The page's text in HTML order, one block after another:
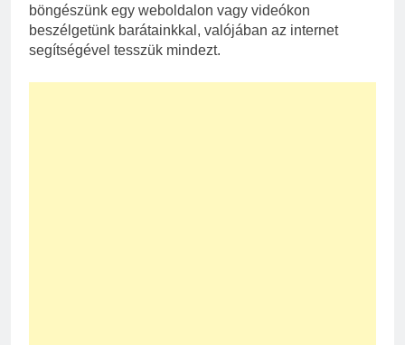
böngészünk egy weboldalon vagy videókon
beszélgetünk barátainkkal, valójában az internet
segítségével tesszük mindezt.